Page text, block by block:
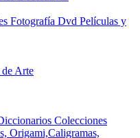
Fotografía Dvd Películas y
de Arte
Colecciones
Origami,Caligramas,